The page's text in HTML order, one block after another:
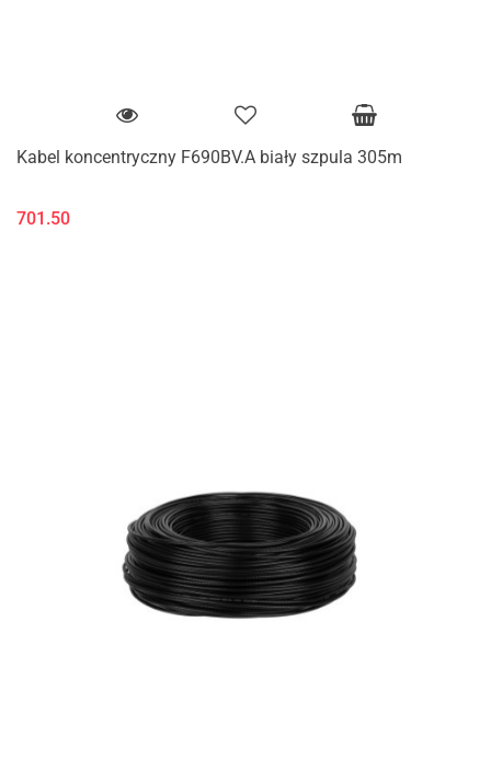
Kabel koncentryczny F690BV.A biały szpula 305m
701.50